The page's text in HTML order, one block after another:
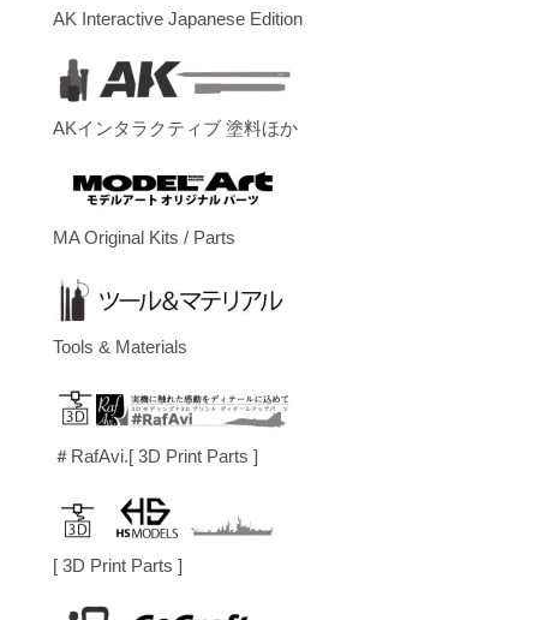
AK Interactive Japanese Edition
AKインタラクティブ 塗料ほか
MA Original Kits / Parts
Tools & Materials
＃RafAvi.[ 3D Print Parts ]
[ 3D Print Parts ]